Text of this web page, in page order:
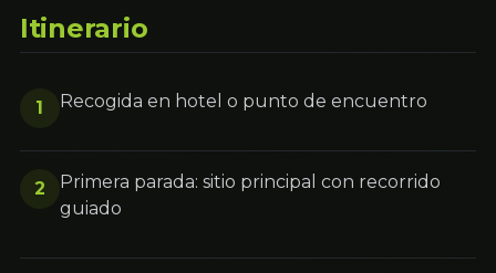
Itinerario
1 Recogida en hotel o punto de encuentro
2
Primera parada: sitio principal con recorrido
guiado